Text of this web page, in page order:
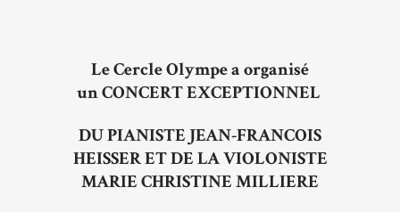
Le Cercle Olympe a organisé
un CONCERT EXCEPTIONNEL
DU PIANISTE JEAN-FRANCOIS
HEISSER ET DE LA VIOLONISTE
MARIE CHRISTINE MILLIERE